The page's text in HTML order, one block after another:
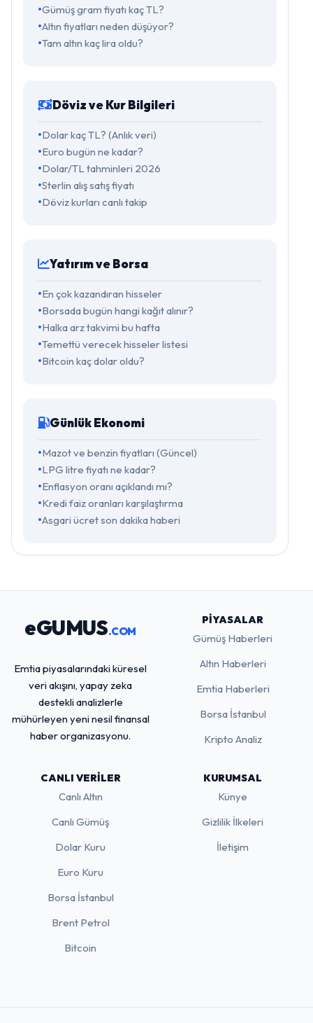
Gümüş gram fiyatı kaç TL?
Altın fiyatları neden düşüyor?
Tam altın kaç lira oldu?
Döviz ve Kur Bilgileri
Dolar kaç TL? (Anlık veri)
Euro bugün ne kadar?
Dolar/TL tahminleri 2026
Sterlin alış satış fiyatı
Döviz kurları canlı takip
Yatırım ve Borsa
En çok kazandıran hisseler
Borsada bugün hangi kağıt alınır?
Halka arz takvimi bu hafta
Temettü verecek hisseler listesi
Bitcoin kaç dolar oldu?
Günlük Ekonomi
Mazot ve benzin fiyatları (Güncel)
LPG litre fiyatı ne kadar?
Enflasyon oranı açıklandı mı?
Kredi faiz oranları karşılaştırma
Asgari ücret son dakika haberi
eGUMUS.COM
Emtia piyasalarındaki küresel
veri akışını, yapay zeka
destekli analizlerle
mühürleyen yeni nesil finansal
haber organizasyonu.
PIYASALAR
Gümüş Haberleri
Altın Haberleri
Emtia Haberleri
Borsa İstanbul
Kripto Analiz
CANLI VERILER
Canlı Altın
Canlı Gümüş
Dolar Kuru
Euro Kuru
Borsa İstanbul
Brent Petrol
Bitcoin
KURUMSAL
Künye
Gizlilik İlkeleri
İletişim